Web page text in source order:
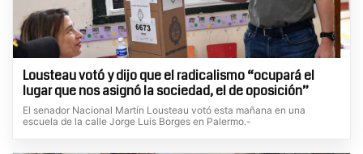
Lousteau votó y dijo que el radicalismo “ocupará el
lugar que nos asignó la sociedad, el de oposición”
El senador Nacional Martín Lousteau votó esta mañana en una
escuela de la calle Jorge Luis Borges en Palermo.-